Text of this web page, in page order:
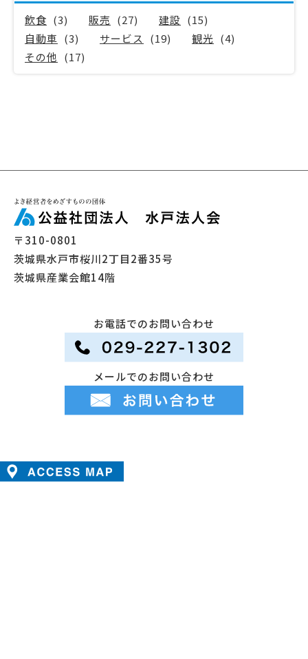
飲食 (3) 販売 (27) 建設 (15)
自動車 (3) サービス (19) 観光 (4)
その他 (17)
〒310-0801
茨城県水戸市桜川2丁目2番35号
茨城県産業会館14階
お電話でのお問い合わせ
メールでのお問い合わせ